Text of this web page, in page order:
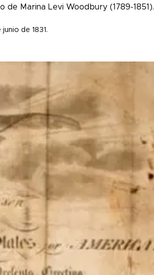
Marina Levi Woodbury (1789-1851).
de 1831.